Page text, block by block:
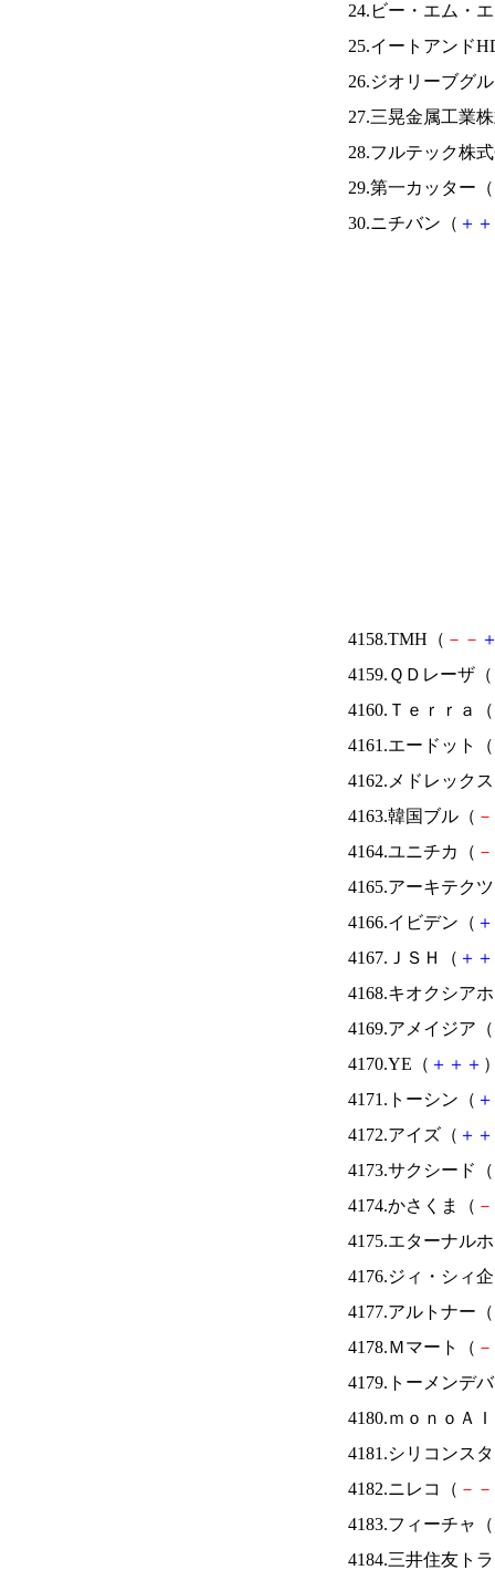
24.ビー・エム・
25.イートアンド
26.ジオリーブグ
27.三晃金属工業
28.フルテック株
29.第一カッター（
30.ニチバン（ ＋ ＋
4158.TMH（ － －
4159.ＱＤレーザ（
4160.Ｔｅｒｒａ（
4161.エードット（
4162.メドレック
4163.韓国ブル（ －
4164.ユニチカ（ －
4165.アーキテク
4166.イビデン（ ＋
4167.ＪＳＨ（ ＋ ＋
4168.キオクシア
4169.アメイジア（
4170.YE（ ＋ ＋ ＋
4171.トーシン（ ＋
4172.アイズ（ ＋ ＋
4173.サクシード（
4174.かさくま（ －
4175.エターナル
4176.ジィ・シィ
4177.アルトナー（
4178.Ｍマート（ －
4179.トーメンデ
4180.ｍｏｎｏＡ
4181.シリコンス
4182.ニレコ（ － －
4183.フィーチャ（
4184.三井住友ト